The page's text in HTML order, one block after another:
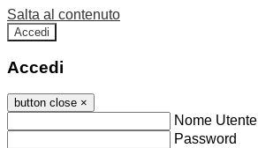
Salta al contenuto
Accedi
Accedi
button close ×
Nome Utente
Password